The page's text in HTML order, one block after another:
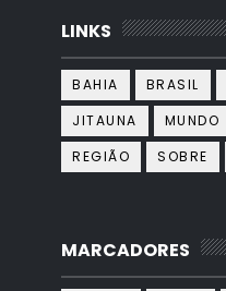
LINKS
BAHIA BRASIL
JITAUNA
MUNDO
REGIÃO
SOBRE
MARCADORES